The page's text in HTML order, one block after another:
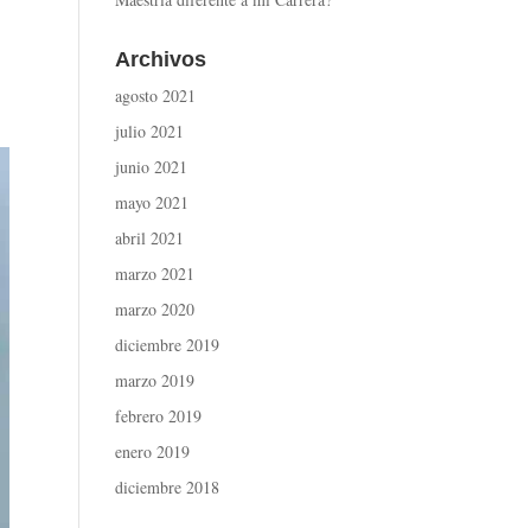
Archivos
agosto 2021
julio 2021
junio 2021
mayo 2021
abril 2021
marzo 2021
marzo 2020
diciembre 2019
marzo 2019
febrero 2019
enero 2019
diciembre 2018